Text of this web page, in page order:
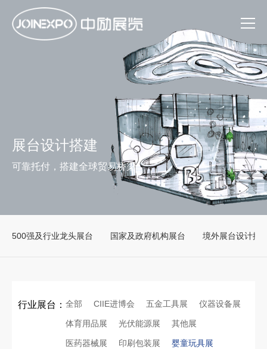
展台设计搭建
可靠托付，搭建全球贸易桥梁
500强及行业龙头展台 国家及政府机构展台 境外展台设计搭
行业展台： 全部 CIIE进博会 五金工具展 仪器设备展
体育用品展 光伏能源展 其他展
医药器械展 印刷包装展 婴童玩具展